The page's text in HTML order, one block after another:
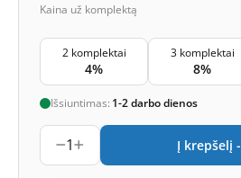
Kaina už komplektą
2 komplektai
4%
3 komplektai
8%
Išsiuntimas: 1-2 darbo dienos
1 Į krepšelį -